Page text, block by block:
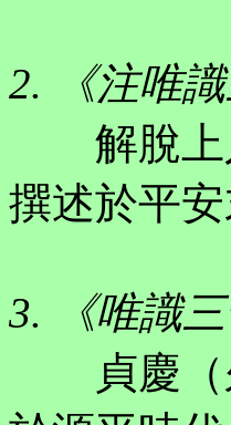
2. 《注唯識
解脫上人
撰述於平
3. 《唯識
貞慶（久